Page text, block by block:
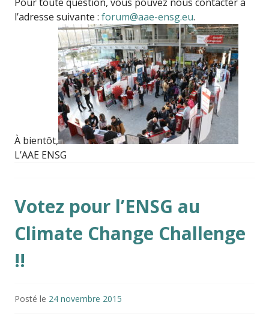
l’adresse suivante : forum@aae-ensg.eu.
À bientôt,
L’AAE ENSG
Votez pour l’ENSG au
Climate Change Challenge
!!
Posté le 24 novembre 2015